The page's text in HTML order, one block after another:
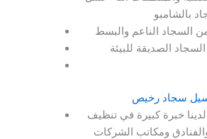
بالشامبو
من السجاد الناعم والبسط
الصديقة للبيئة
سجاد رخيص
لدينا خبرة كبيرة في تنظيف
ومكاتب الشركات